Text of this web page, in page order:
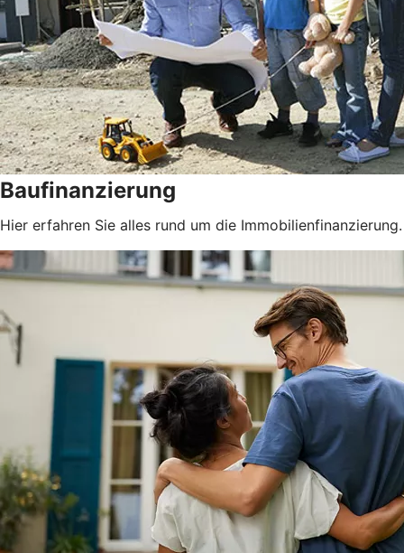
Baufinanzierung
Hier erfahren Sie alles rund um die Immobilienfinanzierung.